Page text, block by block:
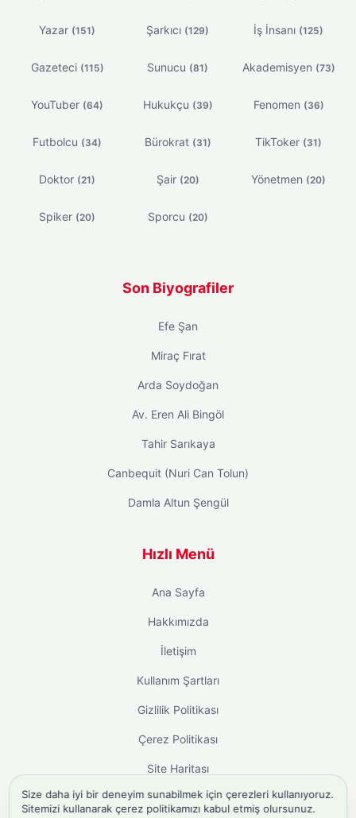
Yazar (151) Şarkıcı (129) İş İnsanı (125)
Gazeteci (115) Sunucu (81) Akademisyen (73)
YouTuber (64) Hukukçu (39) Fenomen (36)
Futbolcu (34) Bürokrat (31) TikToker (31)
Doktor (21) Şair (20) Yönetmen (20)
Spiker (20) Sporcu (20)
Son Biyografiler
Efe Şan
Miraç Fırat
Arda Soydoğan
Av. Eren Ali Bingöl
Tahir Sarıkaya
Canbequit (Nuri Can Tolun)
Damla Altun Şengül
Hızlı Menü
Ana Sayfa
Hakkımızda
İletişim
Kullanım Şartları
Gizlilik Politikası
Çerez Politikası
Site Haritası
Size daha iyi bir deneyim sunabilmek için çerezleri kullanıyoruz.
Sitemizi kullanarak çerez politikamızı kabul etmiş olursunuz.